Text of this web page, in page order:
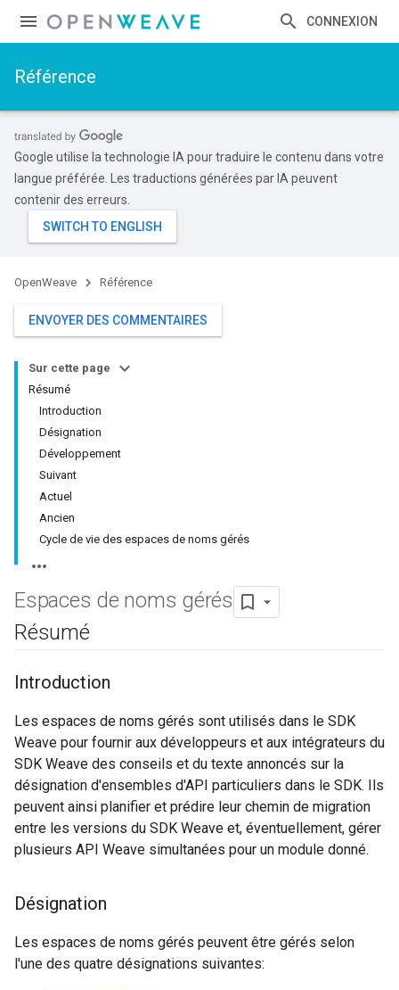
CONNEXION
Référence
Google utilise la technologie IA pour traduire le contenu dans votre
langue préférée. Les traductions générées par IA peuvent
contenir des erreurs.
OpenWeave Référence
ENVOYER DES COMMENTAIRES
Sur cette page
Résumé
Introduction
Désignation
Développement
Suivant
Actuel
Ancien
Cycle de vie des espaces de noms gérés
Espaces de noms gérés
Résumé
Introduction
Les espaces de noms gérés sont utilisés dans le SDK
Weave pour fournir aux développeurs et aux intégrateurs du
SDK Weave des conseils et du texte annoncés sur la
désignation d'ensembles d'API particuliers dans le SDK. Ils
peuvent ainsi planifier et prédire leur chemin de migration
entre les versions du SDK Weave et, éventuellement, gérer
plusieurs API Weave simultanées pour un module donné.
Désignation
Les espaces de noms gérés peuvent être gérés selon
l'une des quatre désignations suivantes: